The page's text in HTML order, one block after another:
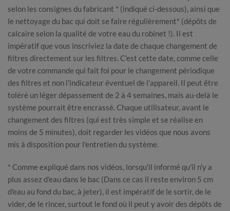
selon les consignes du fabricant * (indiqué ci-dessous), ainsi que
le nettoyage du bac qui doit se faire régulièrement* (dépôts de
calcaire selon la qualité de votre eau du robinet !). Il est
impératif que vous inscriviez la date de chaque changement de
filtres directement sur les filtres. C'est cette date, comme celle
de votre commande qui fait foi pour le changement périodique
des filtres et non l'indicateur éventuel de l'appareil. Il peut être
toléré un léger dépassement de 2 à 4 semaines, mais au-delà le
système pourrait être encrassé. Chaque utilisateur, avant le
changement des filtres (qui est très simple et se réalise en
moins de 5 minutes), doit regarder les vidéos que nous avons
mis à disposition pour l'entretien du système.
* Comme expliqué dans nos vidéos, lorsqu'il informé qu'il n'y a
plus assez d'eau dans le bac (Dans ce cas il reste environ 5 cm
d'eau au fond du bac, à jeter), il est impératif de le sortir, de le
vider, de le rincer, surtout le fond où il peut y avoir des dépôts de